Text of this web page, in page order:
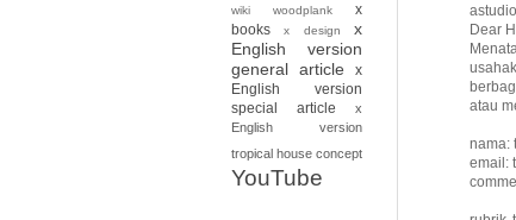
Dear
atau
nama:
email:
wiki woodplank
x
books
x design
x
English version
general article
x
English version
special article
x
English version
tropical house concept
YouTube